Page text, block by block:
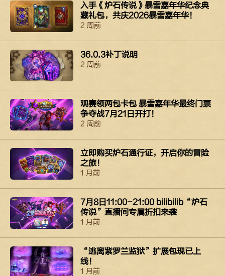
入手《炉石传说》暴雪嘉年华纪念典
藏礼包，共庆2026暴雪嘉年华！
2 周前
36.0.3补丁说明
2 周前
观赛领两包卡包 暴雪嘉年华最终门票
争夺战7月21日开打！
2 周前
立即购买​​​​炉石​通行证，​​​​开启​你​​​​的​​​​冒险
之​​​​旅！​​​​
1 月前
7月8日11:00-21:00 bilibilib“炉石
传说”直播间专属折扣来袭
1 月前
“逃离紫罗兰监狱”扩展包现已上
线！
1 月前